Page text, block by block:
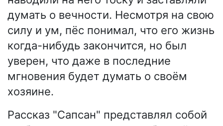
думать о вечности. Несмотря на свою
силу и ум, пёс понимал, что его жизнь
когда-нибудь закончится, но был
уверен, что даже в последние
мгновения будет думать о своём
хозяине.
Рассказ "Сапсан" представлял собой